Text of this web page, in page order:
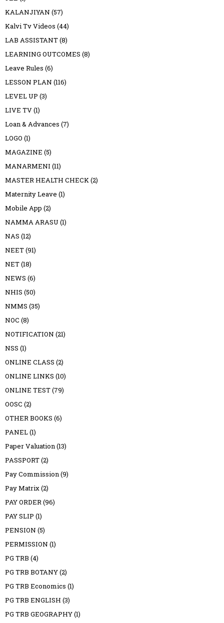
KALANJIYAN (57)
Kalvi Tv Videos (44)
LAB ASSISTANT(8)
LEARNING OUTCOMES (8)
Leave Rules (6)
LESSON PLAN (116)
LEVEL UP (3)
LIVE TV(1)
Loan & Advances (7)
LOGO (1)
MAGAZINE (5)
MANARMENI (11)
MASTER HEALTH CHECK(2)
Maternity Leave (1)
Mobile App (2)
NAMMA ARASU (1)
NAS (12)
NEET(91)
NET(18)
NEWS (6)
NHIS (50)
NMMS (35)
NOC (8)
NOTIFICATION (21)
NSS (1)
ONLINE CLASS (2)
ONLINE LINKS (10)
ONLINE TEST(79)
OOSC (2)
OTHER BOOKS (6)
PANEL(1)
Paper Valuation(13)
PASSPORT(2)
Pay Commission(9)
Pay Matrix(2)
PAY ORDER(96)
PAY SLIP (1)
PENSION (5)
PERMISSION (1)
PG TRB (4)
PG TRB BOTANY(2)
PG TRB Economics (1)
PG TRB ENGLISH (3)
PG TRB GEOGRAPHY(1)